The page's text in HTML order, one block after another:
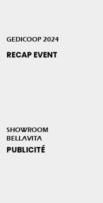
GEDICOOP 2024
RECAP EVENT
SHOWROOM
BELLAVITA
PUBLICITÉ